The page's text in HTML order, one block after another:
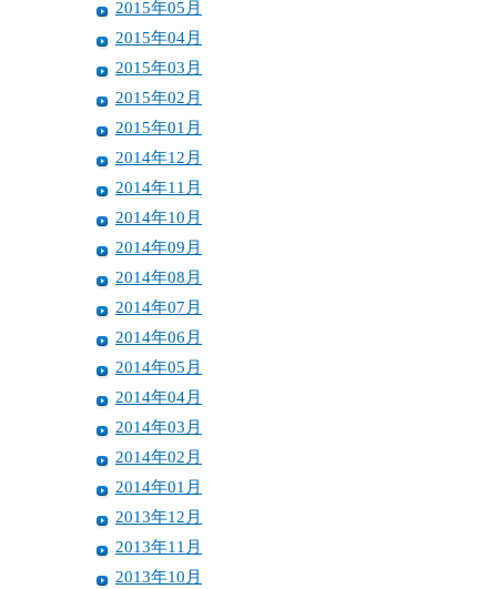
2015年05月
2015年04月
2015年03月
2015年02月
2015年01月
2014年12月
2014年11月
2014年10月
2014年09月
2014年08月
2014年07月
2014年06月
2014年05月
2014年04月
2014年03月
2014年02月
2014年01月
2013年12月
2013年11月
2013年10月